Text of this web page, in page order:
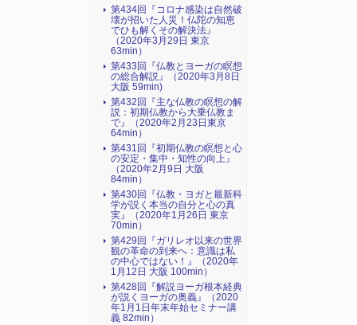
第434回『コロナ感染は自然破
壊が招いた人災！仏陀の知恵
でひも解くその解決法』
（2020年3月29日 東京
63min）
第433回『仏教とヨーガの瞑想
の総合解説』（2020年3月8日
大阪 59min)
第432回『主な仏教の瞑想の解
説：初期仏教から大乗仏教ま
で』（2020年2月23日東京
64min）
第431回『初期仏教の瞑想と心
の安定・集中・知性の向上』
（2020年2月9日 大阪
84min）
第430回『仏教・ヨガと最新科
学が説く本当の自分と心の真
実』（2020年1月26日 東京
70min）
第429回『ガリレオ以来の世界
観の革命の到来へ：意識は私
の中心ではない！』（2020年
1月12日 大阪 100min）
第428回『解説ヨーガ根本経典
が説くヨーガの奥義』（2020
年1月1日年末年始セミナー講
義 82min）